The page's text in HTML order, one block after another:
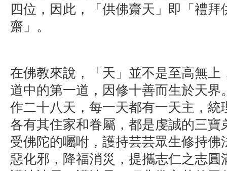
四位，因此，「供佛齋天」即「禮拜
齋」。
在佛教來說，「天」並不是至高無上
道中的第一道，因修十善而生於天界
作二十八天，每一天都有一天主，統
各有其住家和眷屬，都是虔誠的三寶
受佛陀的囑咐，護持芸芸眾生修持佛
惡化邪，降福消災，提攜志仁之志圓